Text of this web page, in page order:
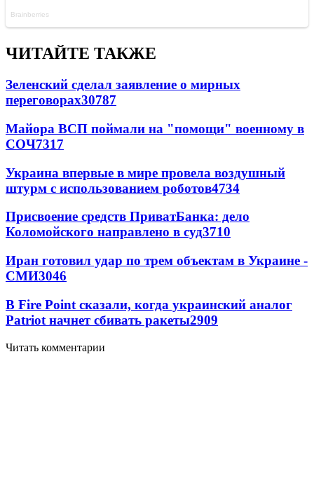
ЧИТАЙТЕ ТАКЖЕ
Зеленский сделал заявление о мирных
переговорах30787
Майора ВСП поймали на "помощи" военному в
СОЧ7317
Украина впервые в мире провела воздушный
штурм с использованием роботов4734
Присвоение средств ПриватБанка: дело
Коломойского направлено в суд3710
Иран готовил удар по трем объектам в Украине -
СМИ3046
В Fire Point сказали, когда украинский аналог
Patriot начнет сбивать ракеты2909
Читать комментарии